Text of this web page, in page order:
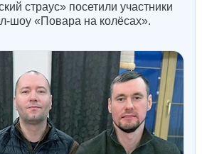
страус» посетили участники
шоу «Повара на колёсах».